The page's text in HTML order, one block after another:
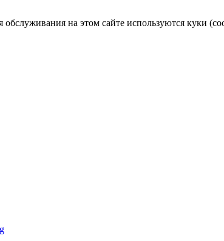
на этом сайте используются куки